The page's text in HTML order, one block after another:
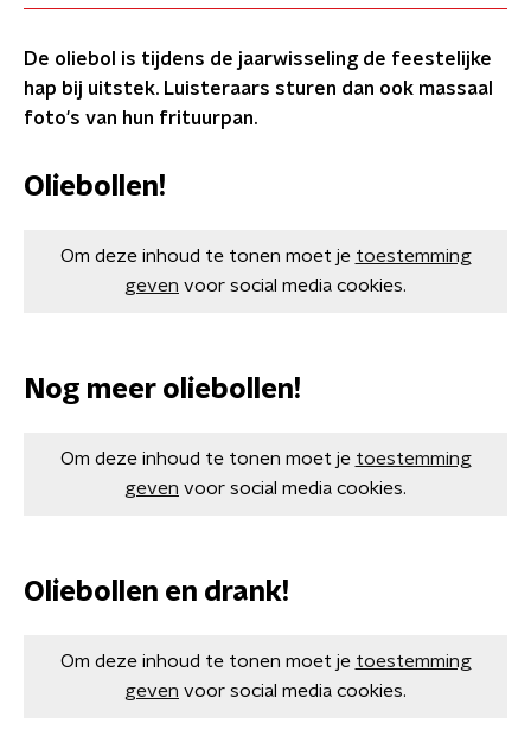
De oliebol is tijdens de jaarwisseling de feestelijke
hap bij uitstek. Luisteraars sturen dan ook massaal
foto's van hun frituurpan.
Oliebollen!
Om deze inhoud te tonen moet je toestemming
geven voor social media cookies.
Nog meer oliebollen!
Om deze inhoud te tonen moet je toestemming
geven voor social media cookies.
Oliebollen en drank!
Om deze inhoud te tonen moet je toestemming
geven voor social media cookies.